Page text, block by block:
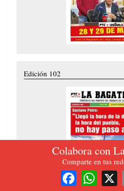
Colabora con
Comparte en tus
Facebook
Edición 102